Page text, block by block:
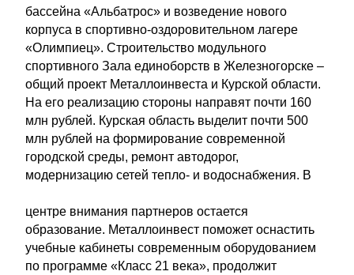
бассейна «Альбатрос» и возведение нового
корпуса в спортивно-оздоровительном лагере
«Олимпиец». Строительство модульного
спортивного Зала единоборств в Железногорске –
общий проект Металлоинвеста и Курской области.
На его реализацию стороны направят почти 160
млн рублей. Курская область выделит почти 500
млн рублей на формирование современной
городской среды, ремонт автодорог,
модернизацию сетей тепло- и водоснабжения. В
центре внимания партнеров остается
образование. Металлоинвест поможет оснастить
учебные кабинеты современным оборудованием
по программе «Класс 21 века», продолжит